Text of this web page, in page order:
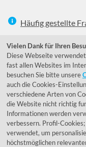
Häufig gestellte
039292 - 678215
de@lumidora.com
FacebookInstagram
Kundenmeinungen
Exzellent - eKomi.de
Vielen Dank für Ihren
Diese Webseite
fast allen Websites im
besuchen Sie bitte unsere
auch die Cookies-
verschiedene Arten von
die Website nicht richtig
Informationen werden
verbessern. Profil-
verwendet, um
höchstmöglichen